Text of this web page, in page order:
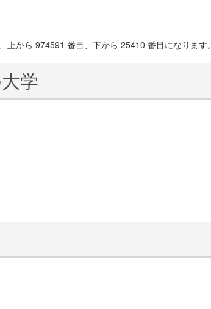
から 974591 番目、下から 25410 番目になります。
学